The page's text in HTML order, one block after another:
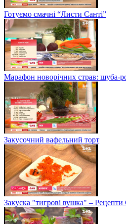
Готуємо смачні “Листи Санті”
Марафон новорічних страв: шуба-
Закусочний вафельний торт
Закуска "тигрові вушка" – Рецепти